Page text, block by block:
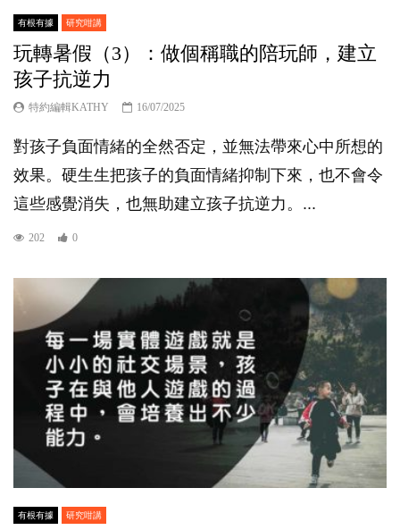
有根有據 研究咁講
玩轉暑假（3）：做個稱職的陪玩師，建立
孩子抗逆力
特約編輯KATHY 16/07/2025
對孩子負面情緒的全然否定，並無法帶來心中所想的
效果。硬生生把孩子的負面情緒抑制下來，也不會令
這些感覺消失，也無助建立孩子抗逆力。...
202 0
有根有據 研究咁講